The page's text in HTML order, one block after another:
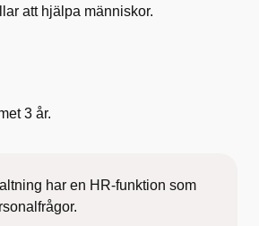
att hjälpa människor.
3 år.
har en HR-funktion som